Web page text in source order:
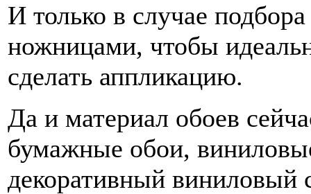
И только в случае
ножницами, чтобы
сделать аппликацию.
Да и материал обоев
бумажные обои,
декоративный виниловый